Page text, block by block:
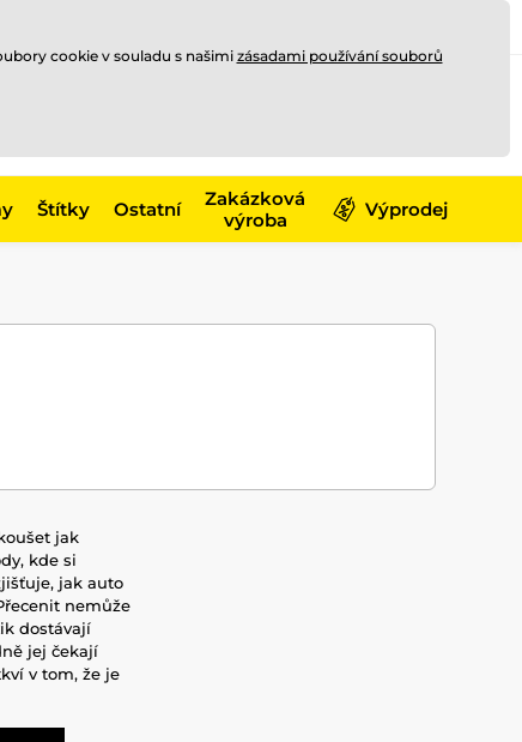
Štítky Ostatní
Zakázková
výroba
Výprodej
jak
kde si
jak auto
nemůže
dostávají
jej čekají
v tom, že je
cookie v souladu s našimi zásadami používání souborů